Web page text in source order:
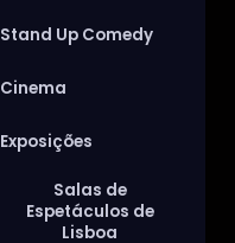
Stand Up Comedy
Cinema
Exposições
Salas de
Espetáculos de
Lisboa